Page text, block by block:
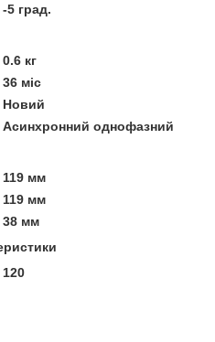
-5 град.
0.6 кг
36 міс
Новий
Асинхронний однофазний
119 мм
119 мм
38 мм
120